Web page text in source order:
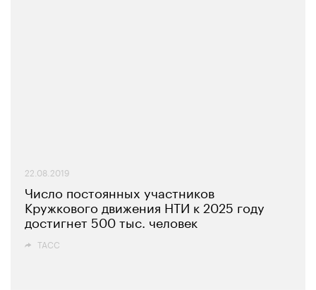
22.08.2019
Число постоянных участников
Кружкового движения НТИ к 2025 году
достигнет 500 тыс. человек
ТАСС